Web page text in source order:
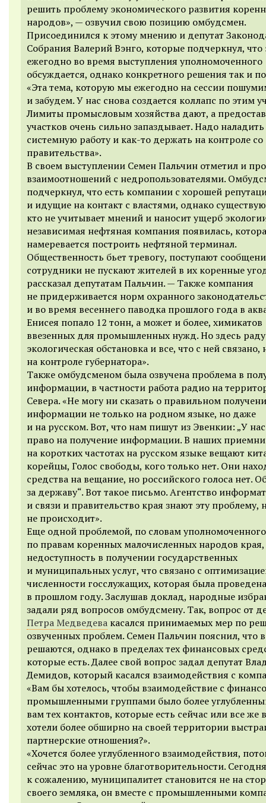
решить проблему экономического развития
народов», — озвучил свою позицию омбудсмен.
Присоединился к этому мнению и депутат
Собрания Валерий Вэнго, которые подчеркнул, что
ежегодно во время выступления уполномоченного
обсуждается, однако конкретного решения так и
«Эта тема, которую мы ежегодно на сессии
и забудем. У нас снова создается коллапс по этим
Лимиты промысловым хозяйства дают, а
участков очень сильно запаздывает.Надо наладить
системную работу и как-то держать на контроле
правительства».
В своем выступлении Семен Пальчин отметил и
взаимоотношений с недропользователями.
подчеркнул, что есть компании с хорошей
и идущие на контакт с властями, однако
кто не учитывает мнений и наносит ущерб
независимая нефтяная компания появилась,
намеревается построить нефтяной терминал.
Общественность бьет тревогу, поступают
сотрудники не пускают жителей в их коренные
рассказал депутатам Пальчин. — Также компания
не придерживается норм охранного
и во время весеннего паводка прошлого года в
Енисея попало 12 тонн, а может и более, химикатов
ввезенных для промышленных нужд.Но здесь
экологическая обстановка и все, что с ней связано,
на контроле губернатора».
Также омбудсменом была озвучена проблема в
информации, в частности работа радио на
Севера. «Не могу ни сказать о правильном
информации не только на родном языке, но даже
и на русском. Вот, что нам пишут из Эвенкии: „У
право на получение информации. В наших
на коротких частотах на русском языке вещают
корейцы, Голос свободы, кого только нет. Они
средства на вещание, но российского голоса нет.
за державу“. Вот такое письмо. Агентство
и связи и правительство края знают эту проблему,
не происходит».
Еще одной проблемой, по словам уполномоченного
по правам коренных малочисленных народов края,
недоступность в получении государственных
и муниципальных услуг, что связано с
численности госслужащих, которая была проведена
в прошлом году. Заслушав доклад, народные
задали ряд вопросов омбудсмену. Так, вопрос от
Петра Медведева касался принимаемых мер по
озвученных проблем. Семен Пальчин пояснил, что
решаются, однако в пределах тех финансовых
которые есть. Далее свой вопрос задал депутат
Демидов, который касался взаимодействия с
«Вам бы хотелось, чтобы взаимодействие с
промышленными группами было более
вам тех контактов, которые есть сейчас или все же
хотели более обширно на своей территории
партнерские отношения?».
«Хочется более углубленного взаимодействия,
сейчас это на уровне благотворительности.
к сожалению, муниципалитет становится не на
своего земляка, он вместе с промышленными